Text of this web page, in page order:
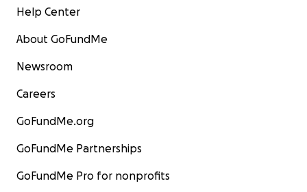
Help Center
About GoFundMe
Newsroom
Careers
GoFundMe.org
GoFundMe Partnerships
GoFundMe Pro for nonprofits